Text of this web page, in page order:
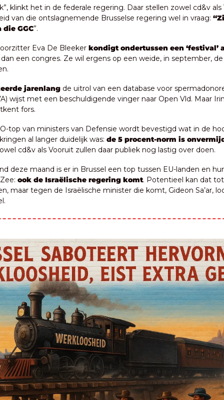
klinkt het in de federale regering. Daar stellen zowel cd&v
van die ontslagnemende Brusselse regering wel in vraag:
GGC”.
Eva De Bleeker kondigt ondertussen een ‘festival’
een congres. Ze wil ergens op een weide, in september,
jarenlang de uitrol van een database voor
wijst met een beschuldigende vinger naar Open Vld. Maar
fors.
top van ministers van Defensie wordt bevestigd wat in de
al langer duidelijk was: de 5 procent-norm is
cd&v als Vooruit zullen daar publiek nog lastig over doen.
deze maand is er in Brussel een top tussen EU-landen en
ook de Israëlische regering komt. Potentieel kan dat
maar tegen de Israëlische minister die komt, Gideon Sa’ar,